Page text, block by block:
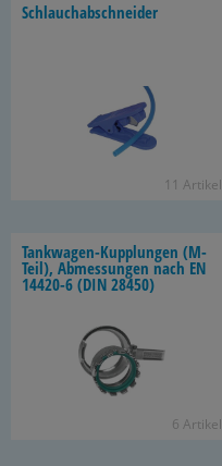
Schlauch­ab­schnei­der
11 Ar­ti­kel
Tankwagen-​Kupplungen (M-​
Teil), Ab­mes­sun­gen nach EN
14420-​6 (DIN 28450)
6 Ar­ti­kel